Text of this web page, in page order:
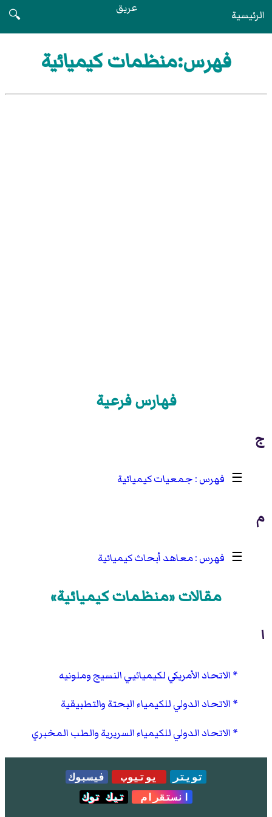
الرئيسية عريق
🔍
فهرس:منظمات كيميائية
فهارس فرعية
ج
☰ جمعيات كيميائية
م
☰ معاهد أبحاث كيميائية
مقالات «منظمات كيميائية»
ا
الاتحاد الأمريكي لكيميائيي النسيج وملونيه
الاتحاد الدولي للكيمياء البحتة والتطبيقية
الاتحاد الدولي للكيمياء السريرية والطب المخبري
تويتر يوتيوب
فيسبوك
انستقرام
تيك توك